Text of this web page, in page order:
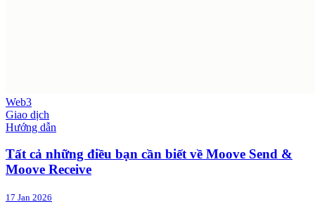
Web3
Giao dịch
Hướng dẫn
Tất cả những điều bạn cần biết về Moove Send &
Moove Receive
17 Jan 2026